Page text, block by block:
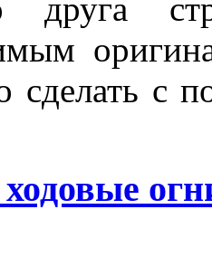
друга
сделать с